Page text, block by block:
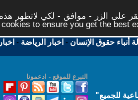
على الزر - موافق - لكي لاتظهر
to ensure you get the best
أنباء حقوق الإنسان - اخبار الرياضة - اخبار
التبرع للموقع - ادعمونا
للجميع"